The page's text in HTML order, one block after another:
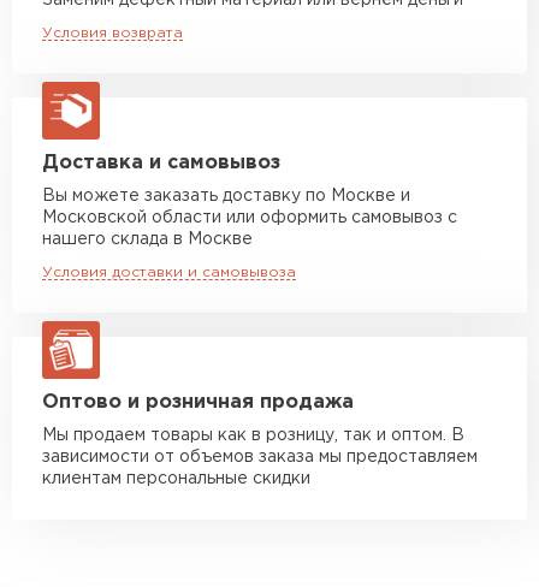
макс. длина груза 13,5 м
Манипулятор до 5 тн
макс. длина груза 6 м
Манипулятор до 10 тн
макс. длина груза 8 м
Манипулятор до 20 тн
Условия возврата
Доставка и самовывоз
Вы можете заказать доставку по Москве и
Московской области или оформить самовывоз с
нашего склада в Москве
Условия доставки и самовывоза
Оптово и розничная продажа
Мы продаем товары как в розницу, так и оптом. В
зависимости от объемов заказа мы предоставляем
клиентам персональные скидки